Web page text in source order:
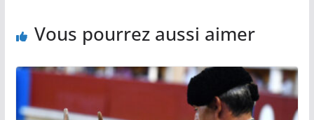
Vous pourrez aussi aimer